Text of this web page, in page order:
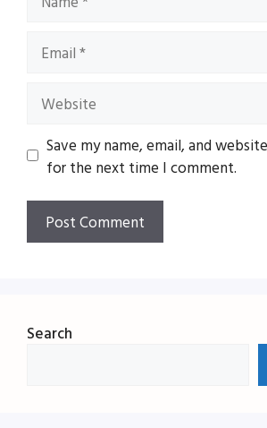
Save my name, email, and
for the next time I comment.
Search